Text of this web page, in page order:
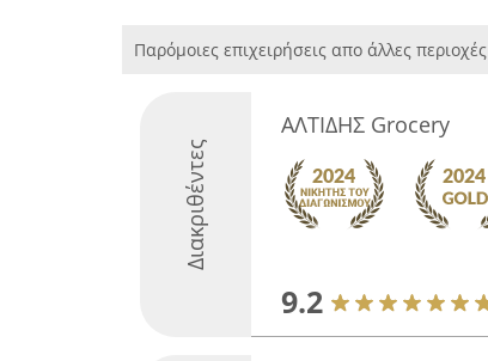
Παρόμοιες επιχειρήσεις απο άλλες περιοχές
Διακριθέντες
ΑΛΤΙΔΗΣ Grocery
9.2